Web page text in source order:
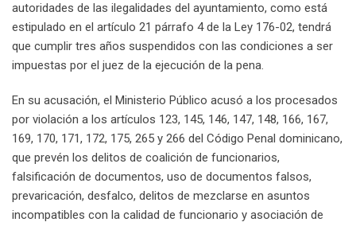
autoridades de las ilegalidades del ayuntamiento, como está
estipulado en el artículo 21 párrafo 4 de la Ley 176-02, tendrá
que cumplir tres años suspendidos con las condiciones a ser
impuestas por el juez de la ejecución de la pena.
En su acusación, el Ministerio Público acusó a los procesados
por violación a los artículos 123, 145, 146, 147, 148, 166, 167,
169, 170, 171, 172, 175, 265 y 266 del Código Penal dominicano,
que prevén los delitos de coalición de funcionarios,
falsificación de documentos, uso de documentos falsos,
prevaricación, desfalco, delitos de mezclarse en asuntos
incompatibles con la calidad de funcionario y asociación de